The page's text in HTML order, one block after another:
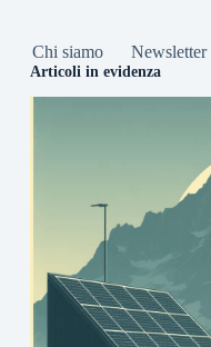
Chi siamo Newsletter
Articoli in evidenza